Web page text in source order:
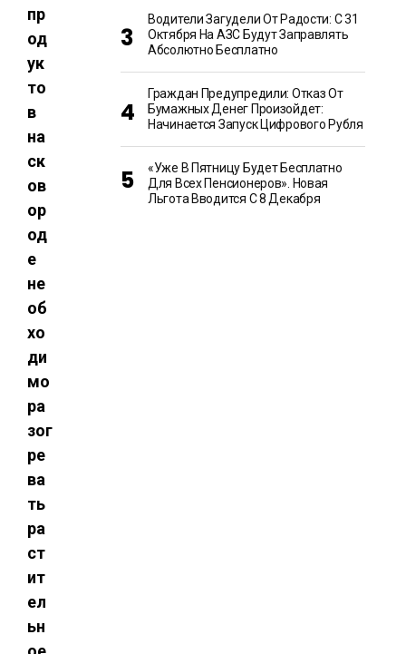
пр
од
ук
то
в
на
ск
ов
ор
од
е
не
об
хо
ди
мо
ра
зог
ре
ва
ть
ра
ст
ит
ел
ьн
Водители Загудели От Радости: С 31
Октября На АЗС Будут Заправлять
Абсолютно Бесплатно
Граждан Предупредили: Отказ От
Бумажных Денег Произойдет:
Начинается Запуск Цифрового Рубля
«Уже В Пятницу Будет Бесплатно
Для Всех Пенсионеров». Новая
Льгота Вводится С 8 Декабря